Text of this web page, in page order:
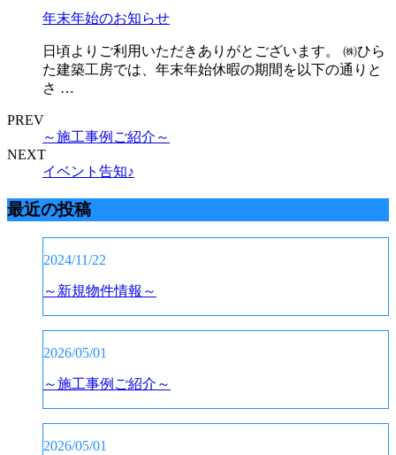
年末年始のお知らせ
日頃よりご利用いただきありがとございます。 ㈱ひら
た建築工房では、年末年始休暇の期間を以下の通りと
さ …
PREV
～施工事例ご紹介～
NEXT
イベント告知♪
最近の投稿
2024/11/22
～新規物件情報～
2026/05/01
～施工事例ご紹介～
2026/05/01